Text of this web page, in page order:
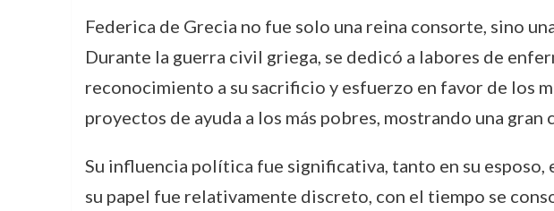
Federica de Grecia no fue solo una reina consorte, sino
Durante la guerra civil griega, se dedicó a labores de
reconocimiento a su sacrificio y esfuerzo en favor de los
proyectos de ayuda a los más pobres, mostrando una
Su influencia política fue significativa, tanto en su
su papel fue relativamente discreto, con el tiempo se